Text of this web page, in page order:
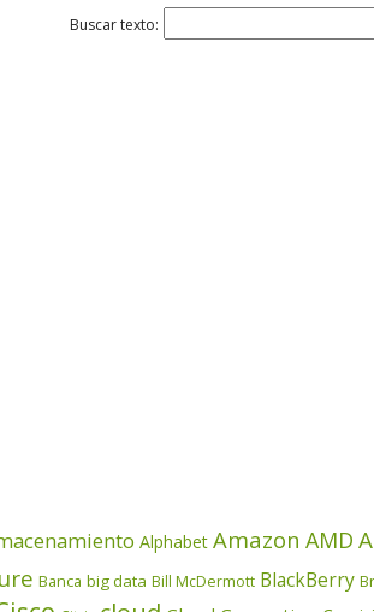
Buscar texto:
Alphabet Amazon AMD
Banca big data Bill McDermott BlackBerry